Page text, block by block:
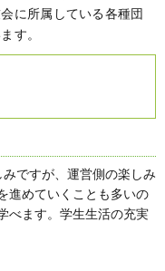
に所属している各種団
す。
ですが、運営側の楽しみ
進めていくことも多いの
べます。学生生活の充実